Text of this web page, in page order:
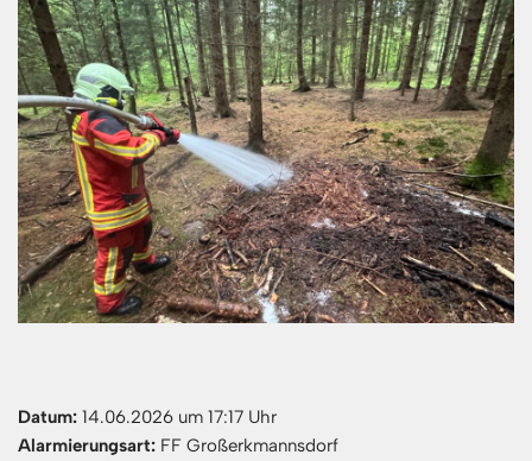
Datum: 14.06.2026 um 17:17 Uhr
Alarmierungsart: FF Großerkmannsdorf